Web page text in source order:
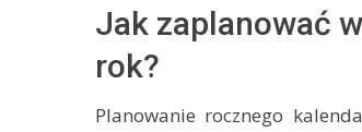
Jak zaplanować
rok?
Planowanie rocznego